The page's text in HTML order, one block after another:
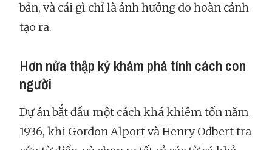
bản, và cái gì chỉ là ảnh hưởng do hoàn cảnh
tạo ra.
Hơn nửa thập kỷ khám phá tính cách con
người
Dự án bắt đầu một cách khá khiêm tốn năm
1936, khi Gordon Alport và Henry Odbert tra